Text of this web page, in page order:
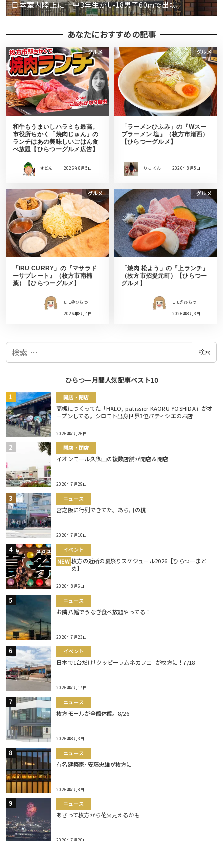
日本室内陸上に一中3年生がU-18男子60mで出場
あなたにおすすめの記事
グルメ
和牛もうまいしハラミも最高。
市役所ちかく「焼肉じゅん」の
ランチはあの美味しいごはん食
べ放題【ひらつーグルメ広告】
すどん 2026年8月5日
グルメ
「ラーメンひふみ」の『Wスー
プラーメン 塩』（枚方市渚西）
【ひらつーグルメ】
りっ くん 2026年8月5日
グルメ
「IRU CURRY」の『マサラド
ーサプレート』（枚方市南楠
葉）【ひらつーグルメ】
モモ＠ひらつー
2026年8月4日
グルメ
「焼肉 松よう」の『上ランチ』
（枚方市招提元町）【ひらつー
グルメ】
モモ＠ひらつー
2026年8月3日
検
検索
ひらつー月間人気記事ベスト10
開店・閉店
高槻につくってた「HALO, patissier KAORU YOSHIDA」がオ
ープンしてる。シロモト出身世界3位パティシエのお店
2026年7月26日
開店・閉店
イオンモール久御山の複数店舗が開店＆閉店
2026年7月29日
ニュース
宮之阪に行列できてた。あら川の桃
2026年7月10日
イベント
NEW 枚方の近所の夏祭りスケジュール2026【ひらつーまと
め】
2026年8月6日
ニュース
お隣八幡でうなぎ食べ放題やってる！
2026年7月23日
イベント
日本で1台だけ｢クッピーラムネカフェ｣が枚方に！7/18
2026年7月17日
ニュース
枚方モールが全館休館。8/26
2026年8月3日
ニュース
有名建築家･安藤忠雄が枚方に
2026年7月8日
ニュース
あさって枚方から花火見えるかも
2026年7月20日